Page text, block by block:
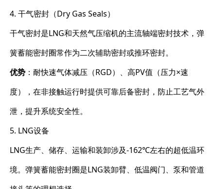
4. 干气密封（Dry Gas Seals）
干气密封是LNG和天然气压缩机的主流轴端密封技术，弹
簧蓄能密封圈常作为二次辅助密封或推环密封。
优势 ：耐快速气体减压（RGD）、高PV值（压力×速
度），在非接触运行时提供可靠后备密封，防止工艺气外
泄，提升系统安全性。
5. LNG设备
LNG生产、储存、运输和装卸涉及-162℃左右的超低温环
境。弹簧蓄能密封圈是LNG装卸臂、低温阀门、泵和管道